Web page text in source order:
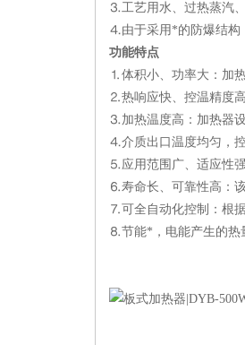
⒊工艺用水、过热蒸汽
⒋由于采用*的防爆结构
功能特点
⒈体积小、功率大：加
⒉热响应快、控温精度
⒊加热温度高：加热器
⒋介质出口温度均匀，
⒌应用范围广、适应性
⒍寿命长、可靠性高：
⒎可全自动化控制：根
⒏节能*，电能产生的热